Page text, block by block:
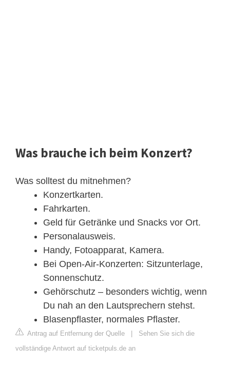
Was brauche ich beim Konzert?
Was solltest du mitnehmen?
Konzertkarten.
Fahrkarten.
Geld für Getränke und Snacks vor Ort.
Personalausweis.
Handy, Fotoapparat, Kamera.
Bei Open-Air-Konzerten: Sitzunterlage,
Sonnenschutz.
Gehörschutz – besonders wichtig, wenn
Du nah an den Lautsprechern stehst.
Blasenpflaster, normales Pflaster.
Antrag auf Entfernung der Quelle | Sehen Sie sich die
vollständige Antwort auf ticketpuls.de an